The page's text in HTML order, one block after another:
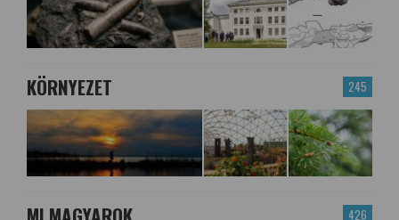
245
KÖRNYEZET
426